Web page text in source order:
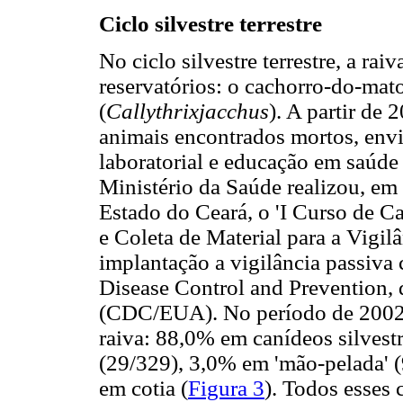
Ciclo silvestre terrestre
No ciclo silvestre terrestre, a
reservatórios: o cachorro-do-
(Callythrixjacchus). A partir de
animais encontrados mortos,
laboratorial e educação em
Ministério da Saúde realizou, em
Estado do Ceará, o 'I Curso de
e Coleta de Material para a
implantação a vigilância passiva
Disease Control and
(CDC/EUA). No período de
raiva: 88,0% em canídeos
(29/329), 3,0% em 'mão-pelada'
em cotia (Figura 3). Todos esses